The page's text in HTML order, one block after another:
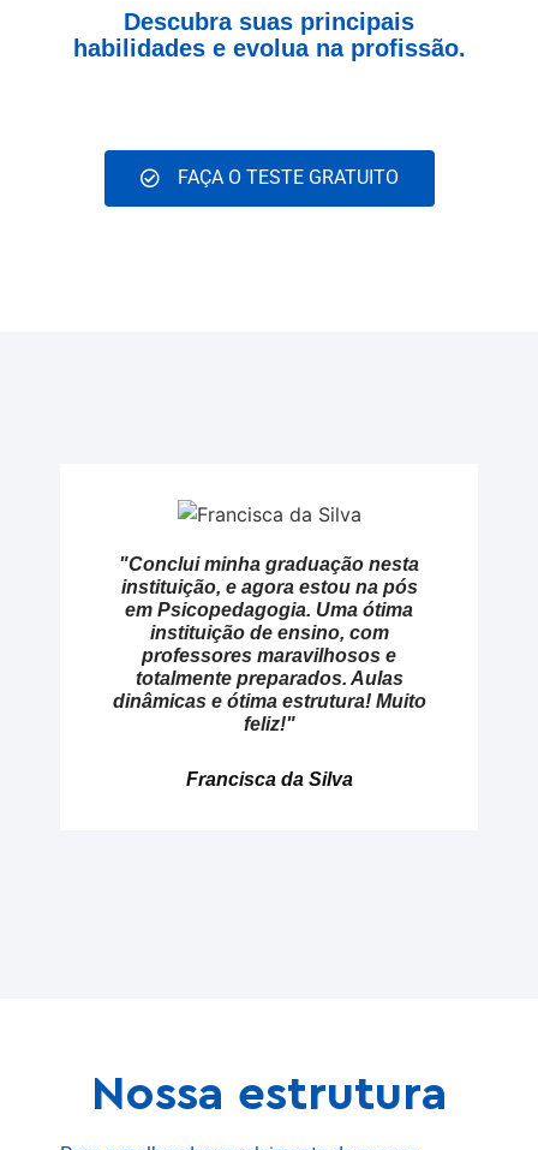
Descubra suas principais
habilidades e evolua na profissão.
FAÇA O TESTE GRATUITO
"Conclui minha graduação nesta
instituição, e agora estou na pós
em Psicopedagogia. Uma ótima
instituição de ensino, com
professores maravilhosos e
totalmente preparados. Aulas
dinâmicas e ótima estrutura! Muito
feliz!"
Francisca da Silva
Nossa estrutura